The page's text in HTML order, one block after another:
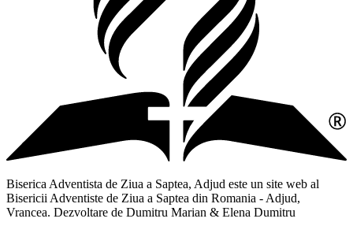
Biserica Adventista de Ziua a Saptea, Adjud este un site web al
Bisericii Adventiste de Ziua a Saptea din Romania - Adjud,
Vrancea. Dezvoltare de Dumitru Marian & Elena Dumitru